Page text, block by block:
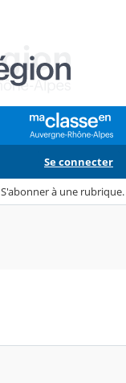
Se connecter
S'abonner à une rubrique.